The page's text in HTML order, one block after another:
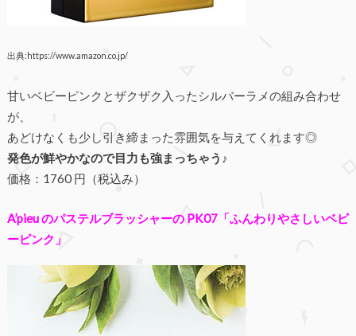
出典:https://www.amazon.co.jp/
甘いベビーピンクとザクザク入ったシルバーラメの組み合わせ
が、
あどけなくも少し引き締まった雰囲気を与えてくれます◎
発色が鮮やかなので目力も強まっちゃう♪
価格：1760 円（税込み）
A’pieu のパステルブラッシャーの PK07「ふんわりやさしいベビ
ーピンク」